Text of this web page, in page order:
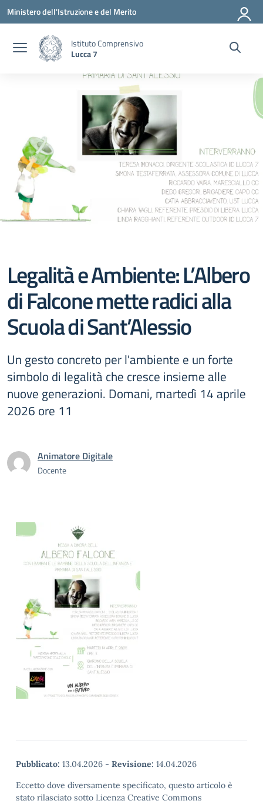
Vai ai contenuti
Vai al menu di navigazione
Vai al footer
Ministero dell'Istruzione e del Merito
Istituto Comprensivo
Lucca 7
Legalità e Ambiente: L’Albero
di Falcone mette radici alla
Scuola di Sant’Alessio
Un gesto concreto per l'ambiente e un forte
simbolo di legalità che cresce insieme alle
nuove generazioni. Domani, martedì 14 aprile
2026 ore 11
Animatore Digitale
Docente
Pubblicato: 13.04.2026 - Revisione: 14.04.2026
Eccetto dove diversamente specificato, questo articolo è
stato rilasciato sotto Licenza Creative Commons